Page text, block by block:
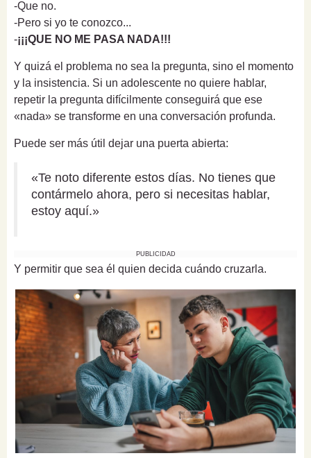
-Que no.
-Pero si yo te conozco...
-¡¡¡QUE NO ME PASA NADA!!!
Y quizá el problema no sea la pregunta, sino el momento
y la insistencia. Si un adolescente no quiere hablar,
repetir la pregunta difícilmente conseguirá que ese
«nada» se transforme en una conversación profunda.
Puede ser más útil dejar una puerta abierta:
«Te noto diferente estos días. No tienes que
contármelo ahora, pero si necesitas hablar,
estoy aquí.»
PUBLICIDAD
Y permitir que sea él quien decida cuándo cruzarla.